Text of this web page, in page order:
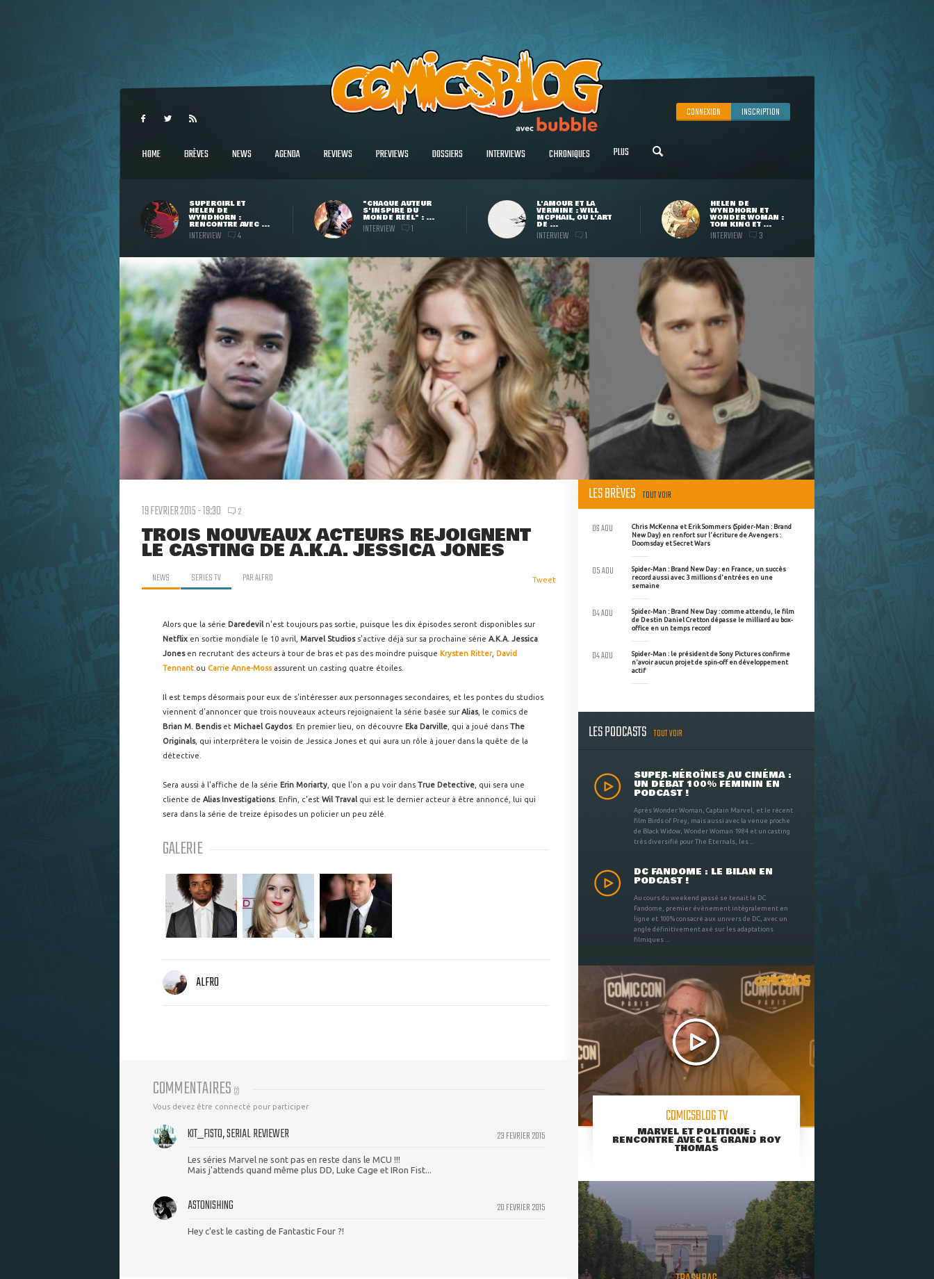
CONNEXION INSCRIPTION
HOME BRÈVES NEWS AGENDA REVIEWS PREVIEWS DOSSIERS INTERVIEWS CHRONIQUES PLUS
SUPERGIRL ET
HELEN DE
WYNDHORN :
RENCONTRE AVEC ...
INTERVIEW 4
"CHAQUE AUTEUR
S'INSPIRE DU
MONDE RÉEL" : ...
INTERVIEW 1
L'AMOUR ET LA
VERMINE : WILL
MCPHAIL, OU L'ART
DE ...
INTERVIEW 1
HELEN DE
WYNDHORN ET
WONDER WOMAN :
TOM KING ET ...
INTERVIEW 3
19 FEVRIER 2015 - 19:30 2
TROIS NOUVEAUX ACTEURS REJOIGNENT
LE CASTING DE A.K.A. JESSICA JONES
NEWS SERIES TV PARALFRO Tweet
Alors que la série Daredevil n'est toujours pas sortie, puisque les dix épisodes seront disponibles sur
Netflix en sortie mondiale le 10 avril, Marvel Studioss'active déjà sur sa prochaine série A.K.A. Jessica
Jonesen recrutant des acteurs à tour de bras et pas des moindre puisque Krysten Ritter, David
Tennant ou Carrie Anne-Mossassurent un casting quatre étoiles.
Il est temps désormais pour eux de s'intéresser aux personnages secondaires, et les pontes du studios
viennent d'annoncer que trois nouveaux acteurs rejoignaient la série basée surAlias, le comics de
Brian M. Bendiset Michael Gaydos. En premier lieu, on découvre Eka Darville , qui a joué dans The
Originals, qui interprétera le voisin de Jessica Jones et qui aura un rôle à jouer dans la quête de la
détective.
Sera aussi à l'affiche de la série Erin Moriarty , que l'on a pu voir dans True Detective , qui sera une
cliente de Alias Investigations. Enfin, c'est Wil Traval qui est le dernier acteur à être annoncé, lui qui
sera dans la série de treize épisodes un policier un peu zélé.
GALERIE
ALFRO
COMMENTAIRES (2)
Vous devez être connecté pour participer
23 FEVRIER 2015
KIT_FISTO, SERIAL REVIEWER
Les séries Marvel ne sont pas en reste dans le MCU !!!
Mais j'attends quand même plus DD, Luke Cage et IRon Fist...
20 FEVRIER 2015
ASTONISHING
Hey c'est le casting de Fantastic Four ?!
LES BRÈVES TOUT VOIR
Chris McKenna et Erik Sommers (Spider-Man : Brand
New Day) en renfort sur l'écriture de Avengers :
Doomsday et Secret Wars
06 AOU
Spider-Man : Brand New Day : en France, un succès
record aussi avec 3 millions d'entrées en une
semaine
05 AOU
Spider-Man : Brand New Day : comme attendu, le film
de Destin Daniel Cretton dépasse le milliard au box-
office en un temps record
04 AOU
Spider-Man : le président de Sony Pictures confirme
n'avoir aucun projet de spin-off en développement
actif
04 AOU
LES PODCASTS TOUT VOIR
SUPER-HÉROÏNES AU CINÉMA :
UN DÉBAT 100% FÉMININ EN
PODCAST !
Après Wonder Woman, Captain Marvel, et le récent
film Birds of Prey, mais aussi avec la venue proche
de Black Widow, Wonder Woman 1984 et un casting
très diversifié pour The Eternals, les ...
DC FANDOME : LE BILAN EN
PODCAST !
Au cours du weekend passé se tenait le DC
Fandome, premier évènement intégralement en
ligne et 100% consacré aux univers de DC, avec un
angle définitivement axé sur les adaptations
filmiques ...
COMICSBLOG TV
MARVEL ET POLITIQUE :
RENCONTRE AVEC LE GRAND ROY
THOMAS